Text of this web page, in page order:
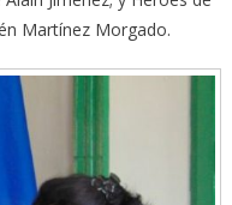
Martínez Morgado.